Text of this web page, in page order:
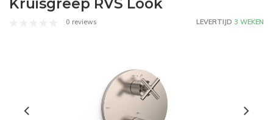
Kruisgreep RVS Look
0 reviews LEVERTIJD 3 WEKEN